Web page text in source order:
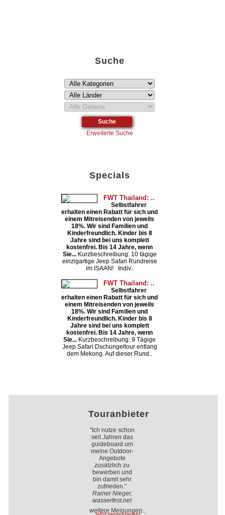
Suche
Erweiterte Suche
Specials
FWT Thailand: ..
Selbstfahrer
erhalten einen Rabatt für sich und
einem Mitreisenden von jeweils
18%. Wir sind Familien und
Kinderfreundlich. Kinder bis 8
Jahre sind bei uns komplett
kostenfrei. Bis 14 Jahre, wenn
Sie...Kurzbeschreibung: 10 tägige
einzigartige Jeep Safari Rundreise
im ISAAN! Indiv..
FWT Thailand: ..
Selbstfahrer
erhalten einen Rabatt für sich und
einem Mitreisenden von jeweils
18%. Wir sind Familien und
Kinderfreundlich. Kinder bis 8
Jahre sind bei uns komplett
kostenfrei. Bis 14 Jahre, wenn
Sie... Kurzbeschreibung: 9 Tägige
Jeep Safari Dschungeltour entlang
dem Mekong. Auf dieser Rund..
Touranbieter
"Ich nutze schon
seit Jahren das
guideboard um
meine Outdoor-
Angebote
zusätzlich zu
bewerben und
bin damit sehr
zufrieden."
Rainer Nieger,
wasserfest.net
weitere Meinungen..